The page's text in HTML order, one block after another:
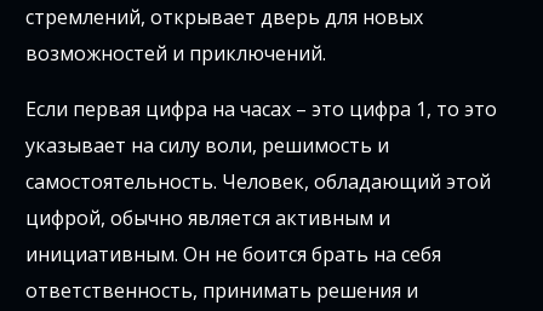
стремлений, открывает дверь для новых
возможностей и приключений.
Если первая цифра на часах – это цифра 1, то это
указывает на силу воли, решимость и
самостоятельность. Человек, обладающий этой
цифрой, обычно является активным и
инициативным. Он не боится брать на себя
ответственность, принимать решения и